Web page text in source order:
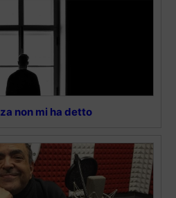
non mi ha detto